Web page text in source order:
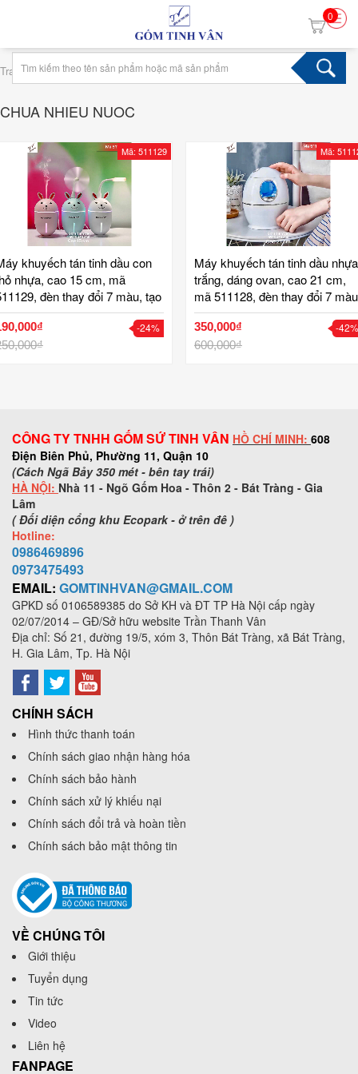
0
Trang chủ › Tag chua nhieu nuoc
CHUA NHIEU NUOC
Mã: 511129
khuyếch tán tinh dầu con
nhựa, cao 15 cm, mã
đèn thay đổi 7 màu, tạo
phòng điều hoà, tặng thêm
led và quạt xông tinh dầu,
tích 300 ml, chứa nhiều
-24%
Mã:
Máy khuyếch tán tinh dầu nhựa
trắng, dáng ovan, cao 21 cm,
mã 511128, đèn thay đổi 7
nút cảm ứng, tạo ẩm phòng
hoà, xông tinh dầu, dung tích 1
lit, chứa nhiều nước, dùng được
350,000₫
600,000₫
-42%
CÔNG TY TNHH GỐM SỨ TINH VÂN HỒ CHÍ MINH: 608
Điện Biên Phủ, Phường 11, Quận 10
(Cách Ngã Bảy 350 mét - bên tay trái)
HÀ NỘI: Nhà 11 - Ngõ Gốm Hoa - Thôn 2 - Bát Tràng - Gia
Lâm
( Đối diện cổng khu Ecopark - ở trên đê )
Hotline:
0986469896
0973475493
EMAIL: GOMTINHVAN@GMAIL.COM
GPKD số 0106589385 do Sở KH và ĐT TP Hà Nội cấp ngày
02/07/2014 – GĐ/Sở hữu website Trần Thanh Vân
Địa chỉ: Số 21, đường 19/5, xóm 3, Thôn Bát Tràng, xã Bát Tràng,
H. Gia Lâm, Tp. Hà Nội
CHÍNH SÁCH
Hình thức thanh toán
Chính sách giao nhận hàng hóa
Chính sách bảo hành
Chính sách xử lý khiếu nại
Chính sách đổi trả và hoàn tiền
Chính sách bảo mật thông tin
VỀ CHÚNG TÔI
Giới thiệu
Tuyển dụng
Tin tức
Video
Liên hệ
FANPAGE